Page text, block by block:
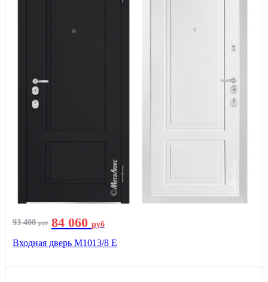
93 400руб 84 060 руб
Входная дверь М1013/8 E